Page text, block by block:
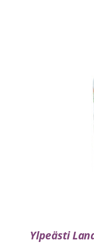
LISÄÄ
Ylpeästi